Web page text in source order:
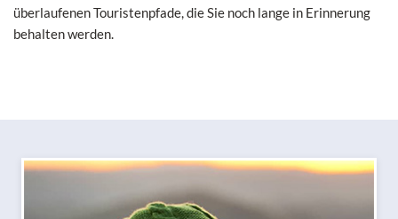
überlaufenen Touristenpfade,die Sie noch lange in Erinnerung
behalten werden.